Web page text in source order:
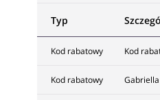
Typ
Kod rabatowy Kod
Kod rabatowy